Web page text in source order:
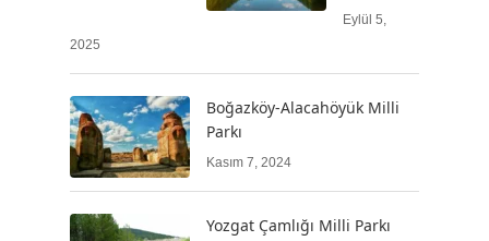
Eylül 5,
2025
Boğazköy-Alacahöyük Milli
Parkı
Kasım 7, 2024
Yozgat Çamlığı Milli Parkı